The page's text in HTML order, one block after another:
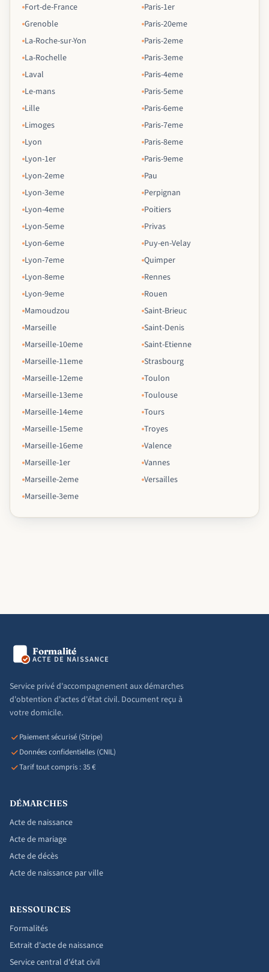
Fort-de-France
Grenoble
La-Roche-sur-Yon
La-Rochelle
Laval
Le-mans
Lille
Limoges
Lyon
Lyon-1er
Lyon-2eme
Lyon-3eme
Lyon-4eme
Lyon-5eme
Lyon-6eme
Lyon-7eme
Lyon-8eme
Lyon-9eme
Mamoudzou
Marseille
Marseille-10eme
Marseille-11eme
Marseille-12eme
Marseille-13eme
Marseille-14eme
Marseille-15eme
Marseille-16eme
Marseille-1er
Marseille-2eme
Marseille-3eme
Paris-1er
Paris-20eme
Paris-2eme
Paris-3eme
Paris-4eme
Paris-5eme
Paris-6eme
Paris-7eme
Paris-8eme
Paris-9eme
Pau
Perpignan
Poitiers
Privas
Puy-en-Velay
Quimper
Rennes
Rouen
Saint-Brieuc
Saint-Denis
Saint-Etienne
Strasbourg
Toulon
Toulouse
Tours
Troyes
Valence
Vannes
Versailles
Formalité
ACTE DE NAISSANCE
Service privé d'accompagnement aux démarches
d'obtention d'actes d'état civil. Document reçu à
votre domicile.
Paiement sécurisé (Stripe)
Données confidentielles (CNIL)
Tarif tout compris : 35 €
DÉMARCHES
Acte de naissance
Acte de mariage
Acte de décès
Acte de naissance par ville
RESSOURCES
Formalités
Extrait d'acte de naissance
Service central d'état civil